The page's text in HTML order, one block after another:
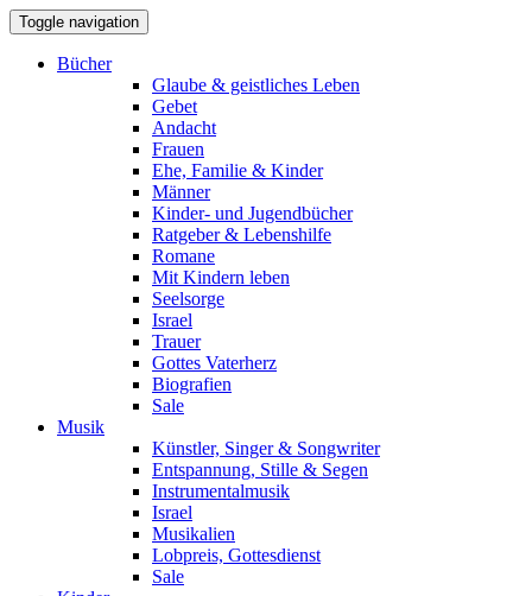
Toggle navigation
Bücher
Glaube & geistliches Leben
Gebet
Andacht
Frauen
Ehe, Familie & Kinder
Männer
Kinder- und Jugendbücher
Ratgeber & Lebenshilfe
Romane
Mit Kindern leben
Seelsorge
Israel
Trauer
Gottes Vaterherz
Biografien
Sale
Musik
Künstler, Singer & Songwriter
Entspannung, Stille & Segen
Instrumentalmusik
Israel
Musikalien
Lobpreis, Gottesdienst
Sale